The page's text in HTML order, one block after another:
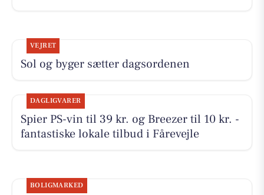
VEJRET
Sol og byger sætter dagsordenen
DAGLIGVARER
Spier PS-vin til 39 kr. og Breezer til 10 kr. -
fantastiske lokale tilbud i Fårevejle
BOLIGMARKED